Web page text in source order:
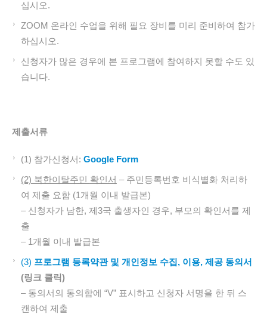
십시오.
ZOOM 온라인 수업을 위해 필요 장비를 미리 준비하여 참가
하십시오.
신청자가 많은 경우에 본 프로그램에 참여하지 못할 수도 있
습니다.
제출서류
(1) 참가신청서: Google Form
(2) 북한이탈주민 확인서 – 주민등록번호 비식별화 처리하
여 제출 요함 (1개월 이내 발급본)
– 신청자가 남한, 제3국 출생자인 경우, 부모의 확인서를 제
출
– 1개월 이내 발급본
(3) 프로그램 등록약관 및 개인정보 수집, 이용, 제공 동의서
(링크 클릭)
– 동의서의 동의함에 “V” 표시하고 신청자 서명을 한 뒤 스
캔하여 제출